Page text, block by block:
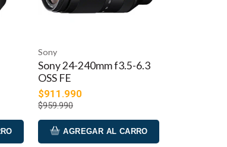
control sobre la posición de enfoque
el fin de proporcionar una mayor claridad
curvatura del campo, el coma y otras
de color para mejorar la claridad y la
automático rápido, silencioso y
de la lente para un control táctil sobre
Sony
Sony FE 35mm f1.4 GM
$1.348.990
$1.419.990
AGREGAR AL CARRO